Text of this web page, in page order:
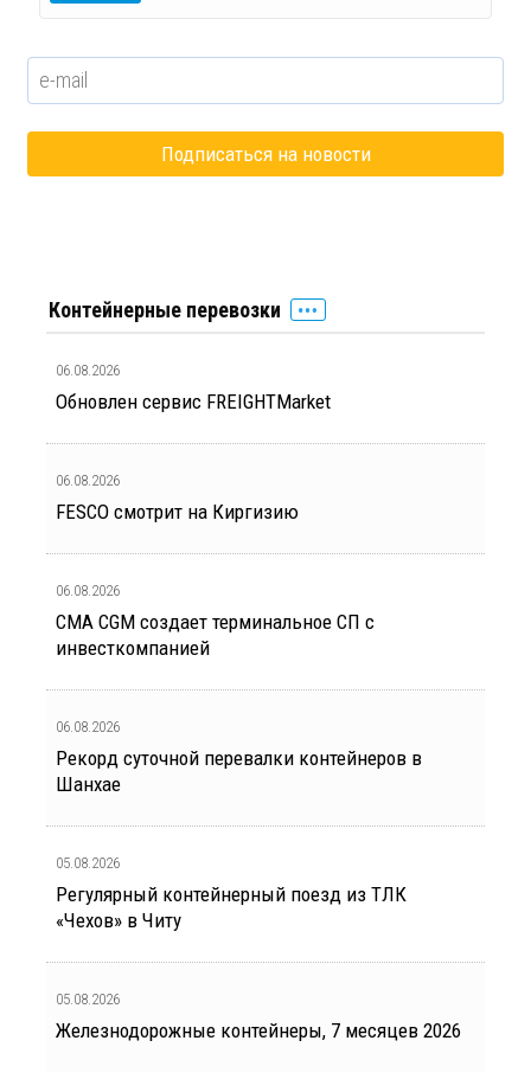
Контейнерные перевозки
06.08.2026
Обновлен сервис FREIGHTMarket
06.08.2026
FESCO смотрит на Киргизию
06.08.2026
CMA CGM создает терминальное СП с
инвесткомпанией
06.08.2026
Рекорд суточной перевалки контейнеров в
Шанхае
05.08.2026
Регулярный контейнерный поезд из ТЛК
«Чехов» в Читу
05.08.2026
Железнодорожные контейнеры, 7 месяцев 2026